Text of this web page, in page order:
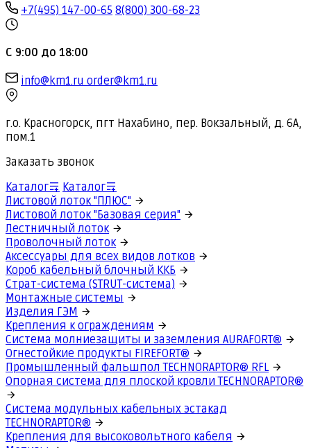
+7(495) 147-00-65 8(800) 300-68-23
С 9:00 до 18:00
info@km1.ru order@km1.ru
г.о. Красногорск, пгт Нахабино, пер. Вокзальный, д. 6А,
пом.1
Заказать звонок
Каталог
Каталог
Листовой лоток "ПЛЮС"
Листовой лоток "Базовая серия"
Лестничный лоток
Проволочный лоток
Аксессуары для всех видов лотков
Короб кабельный блочный ККБ
Страт-система (STRUT-система)
Монтажные системы
Изделия ГЭМ
Крепления к ограждениям
Система молниезащиты и заземления AURAFORT®
Огнестойкие продукты FIREFORT®
Промышленный фальшпол TECHNORAPTOR® RFL
Опорная система для плоской кровли TECHNORAPTOR®
Система модульных кабельных эстакад
TECHNORAPTOR®
Крепления для высоковольтного кабеля